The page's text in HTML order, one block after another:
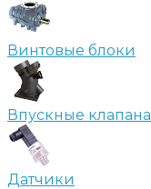
Винтовые блоки
Впускные клапана
Датчики